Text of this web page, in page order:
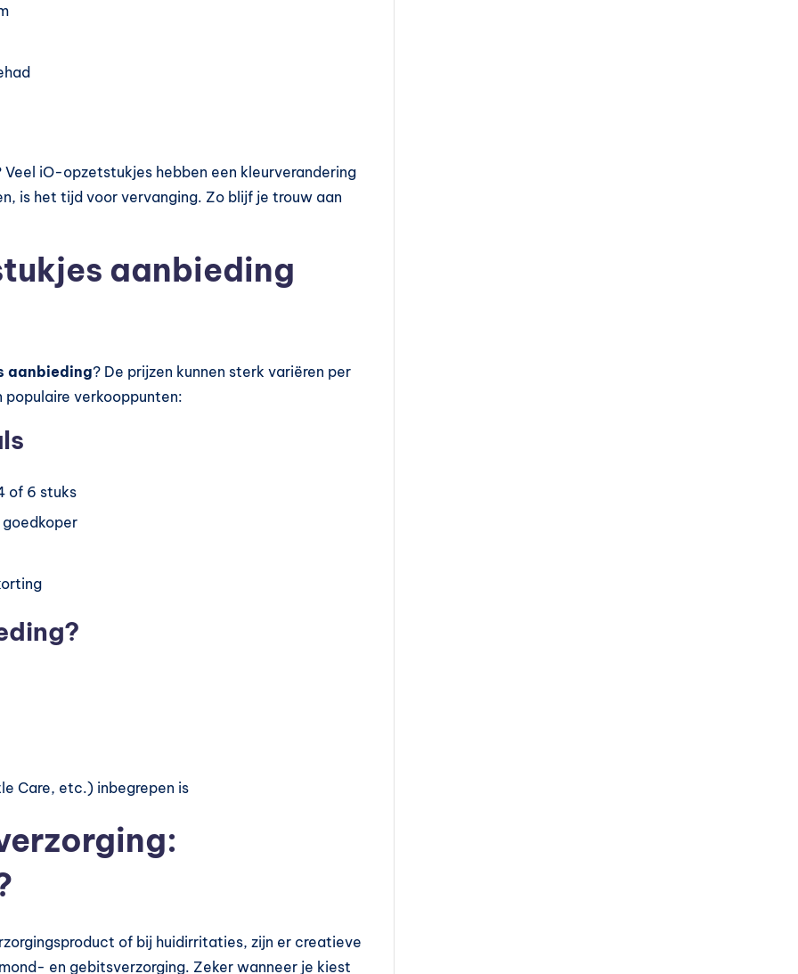
iO-opzetstukjes hebben een kleurverandering
is het tijd voor vervanging. Zo blijf je trouw aan
aanbieding
aanbieding? De prijzen kunnen sterk variëren per
verkooppunten:
of 6 stuks
Care, etc.) inbegrepen is
of bij huidirritaties, zijn er creatieve
en gebitsverzorging. Zeker wanneer je kiest